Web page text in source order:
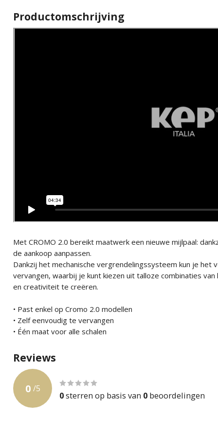
Productomschrijving
Met CROMO 2.0 bereikt maatwerk een nieuwe mijlpaal:
de aankoop aanpassen.
Dankzij het mechanische vergrendelingssysteem kun je het
vervangen, waarbij je kunt kiezen uit talloze combinaties
en creativiteit te creëren.
• Past enkel op Cromo 2.0 modellen
• Zelf eenvoudig te vervangen
• Één maat voor alle schalen
Reviews
0 /5
0sterren op basis van 0 beoordelingen